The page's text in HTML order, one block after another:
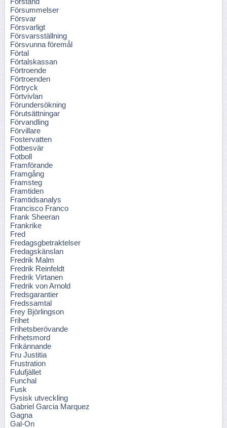
Försummelser
Försvar
Försvarligt
Försvarsställning
Försvunna föremål
Förtal
Förtalskassan
Förtroende
Förtroenden
Förtryck
Förtvivlan
Förundersökning
Förutsättningar
Förvandling
Förvillare
Fostervatten
Fotbesvär
Fotboll
Framförande
Framgång
Framsteg
Framtiden
Framtidsanalys
Francisco Franco
Frank Sheeran
Frankrike
Fred
Fredagsgbetraktelser
Fredagskänslan
Fredrik Malm
Fredrik Reinfeldt
Fredrik Virtanen
Fredrik von Arnold
Fredsgarantier
Fredssamtal
Frey Björlingson
Frihet
Frihetsberövande
Frihetsmord
Frikännande
Fru Justitia
Frustration
Fulufjället
Funchal
Fusk
Fysisk utveckling
Gabriel Garcia Marquez
Gagna
Gal-On